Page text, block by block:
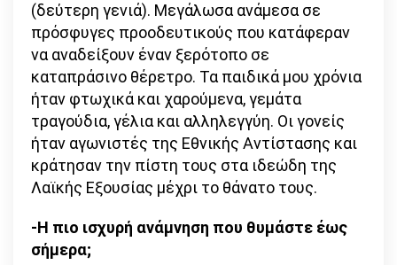
(δεύτερη γενιά). Μεγάλωσα ανάμεσα σε
πρόσφυγες προοδευτικούς που κατάφεραν
να αναδείξουν έναν ξερότοπο σε
καταπράσινο θέρετρο. Τα παιδικά μου χρόνια
ήταν φτωχικά και χαρούμενα, γεμάτα
τραγούδια, γέλια και αλληλεγγύη. Οι γονείς
ήταν αγωνιστές της Εθνικής Αντίστασης και
κράτησαν την πίστη τους στα ιδεώδη της
Λαϊκής Εξουσίας μέχρι το θάνατο τους.
-Η πιο ισχυρή ανάμνηση που θυμάστε έως
σήμερα;